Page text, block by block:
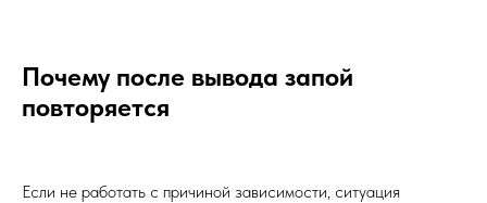
Почему после вывода запой
повторяется
Если не работать с причиной зависимости, ситуация